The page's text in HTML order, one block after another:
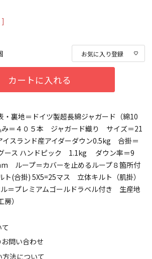
]
お気に入り登録
カートに入れる
・裏地＝ドイツ製超長綿ジャガード（綿10
＝４０５本 ジャガード織り サイズ＝21
スランド産アイダーダウン0.5kg 合掛＝
ース ハンドピック 1.1kg ダウン率＝9
ループ＝カバーを止めるループ８箇所付
(合掛) 5X5=25マス 立体キルト（肌掛）
プレミアムゴールドラベル付き 生産地
）
問い合わせ
法について